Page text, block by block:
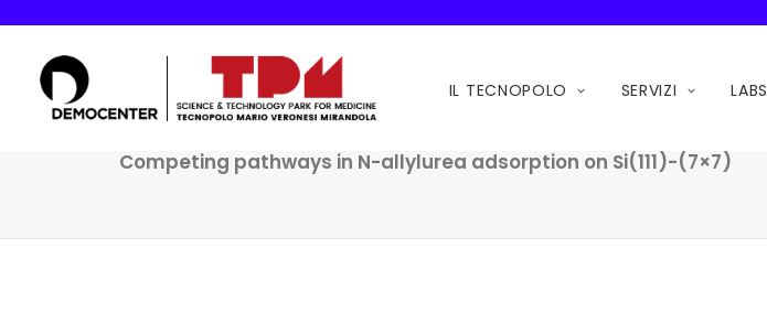
IL TECNOPOLO SERVIZI LABS
Competing pathways in N-allylurea adsorption on Si(111)-(7×7)